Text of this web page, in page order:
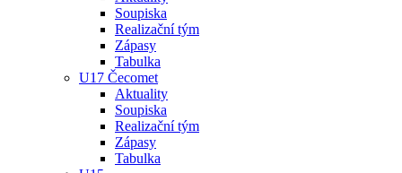
Soupiska
Realizační tým
Zápasy
Tabulka
U17 Čecomet
Aktuality
Soupiska
Realizační tým
Zápasy
Tabulka